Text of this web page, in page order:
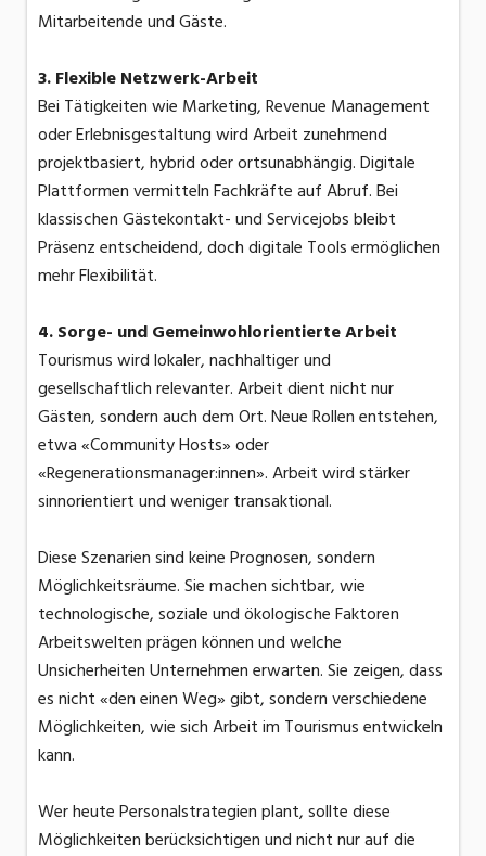
Mitarbeitende und Gäste.
3. Flexible Netzwerk-Arbeit
Bei Tätigkeiten wie Marketing, Revenue Management
oder Erlebnisgestaltung wird Arbeit zunehmend
projektbasiert, hybrid oder ortsunabhängig. Digitale
Plattformen vermitteln Fachkräfte auf Abruf. Bei
klassischen Gästekontakt- und Servicejobs bleibt
Präsenz entscheidend, doch digitale Tools ermöglichen
mehr Flexibilität.
4. Sorge- und Gemeinwohlorientierte Arbeit
Tourismus wird lokaler, nachhaltiger und
gesellschaftlich relevanter. Arbeit dient nicht nur
Gästen, sondern auch dem Ort. Neue Rollen entstehen,
etwa «Community Hosts» oder
«Regenerationsmanager:innen». Arbeit wird stärker
sinnorientiert und weniger transaktional.
Diese Szenarien sind keine Prognosen, sondern
Möglichkeitsräume. Sie machen sichtbar, wie
technologische, soziale und ökologische Faktoren
Arbeitswelten prägen können und welche
Unsicherheiten Unternehmen erwarten. Sie zeigen, dass
es nicht «den einen Weg» gibt, sondern verschiedene
Möglichkeiten, wie sich Arbeit im Tourismus entwickeln
kann.
Wer heute Personalstrategien plant, sollte diese
Möglichkeiten berücksichtigen und nicht nur auf die